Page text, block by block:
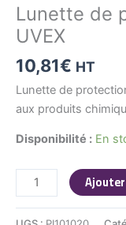
Lunette de
UVEX
10,81€ HT
Lunette de
aux produits
Disponibilité : En